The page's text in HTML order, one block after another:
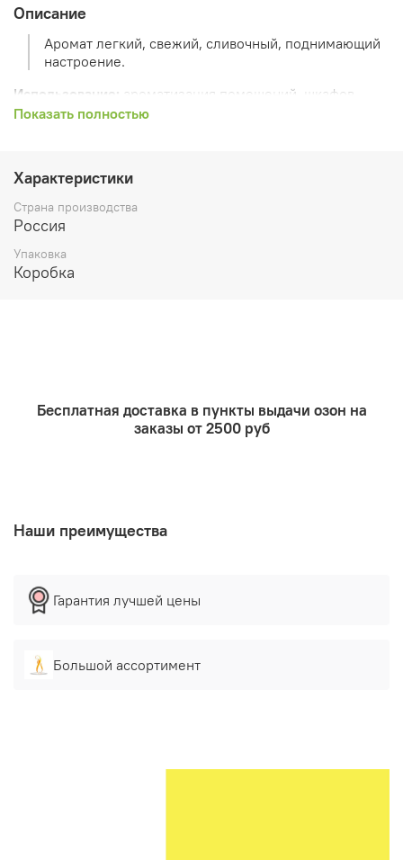
Описание
Аромат легкий, свежий, сливочный, поднимающий
настроение.
Использование: ароматизация помещений, шкафов,
белья
Состав:пчелиный воск, эфирное масло, атласная лента
Размер9х7 см
Показать полностью
Характеристики
Страна производства
Россия
Упаковка
Коробка
Бесплатная доставка в пункты выдачи озон на
заказы от 2500 руб
Наши преимущества
Гарантия лучшей цены
Большой ассортимент